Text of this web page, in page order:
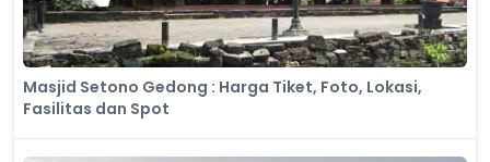
Masjid Setono Gedong : Harga Tiket, Foto, Lokasi,
Fasilitas dan Spot